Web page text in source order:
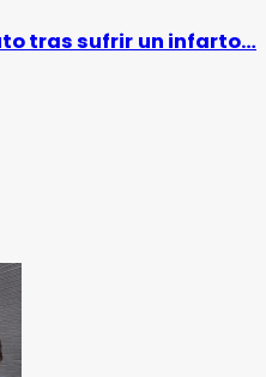
tras sufrir un infarto…